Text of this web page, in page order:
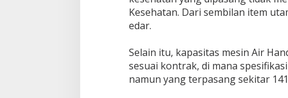
Kesehatan. Dari sembilan item
edar.
Selain itu, kapasitas mesin Air
sesuai kontrak, di mana
namun yang terpasang sekitar